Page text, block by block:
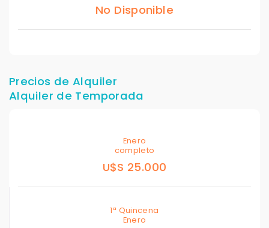
No Disponible
Precios de Alquiler
Alquiler de Temporada
Enero
completo
U$S 25.000
1ª Quincena
Enero